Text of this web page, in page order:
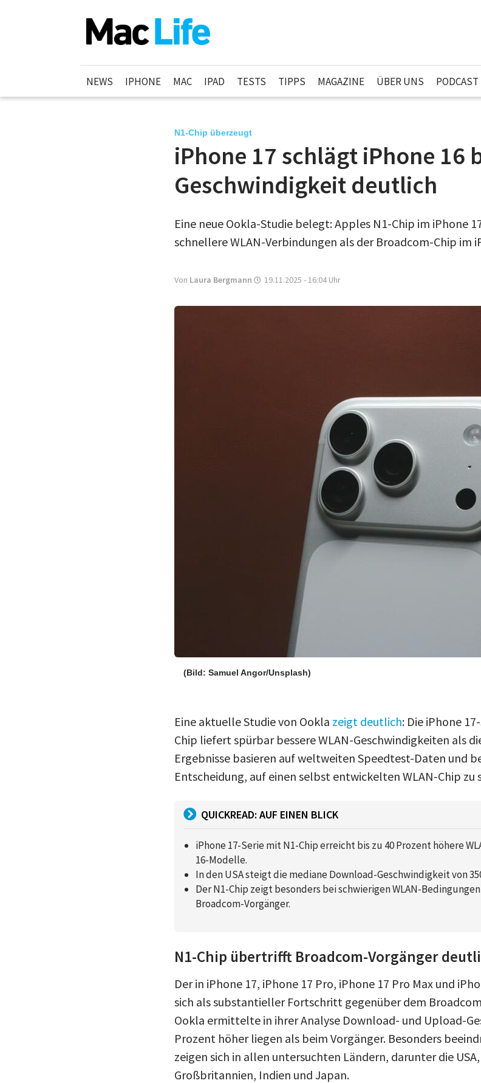
NEWS IPHONE MAC IPAD TESTS TIPPS MAGAZINE ÜBER UNS PODCAST
N1-Chip überzeugt
iPhone 17 schlägt iPhone 16
Geschwindigkeit deutlich
Eine neue Ookla-Studie belegt: Apples N1-Chip im iPhone
schnellere WLAN-Verbindungen als der Broadcom-Chip im
Von Laura Bergmann 19.11.2025 - 16:04 Uhr
(Bild: Samuel Angor/Unsplash)
Eine aktuelle Studie von Ookla zeigt deutlich: Die iPhone
Chip liefert spürbar bessere WLAN-Geschwindigkeiten als
Ergebnisse basieren auf weltweiten Speedtest-Daten und
Entscheidung, auf einen selbst entwickelten WLAN-Chip zu
QUICKREAD: AUF EINEN BLICK
iPhone 17-Serie mit N1-Chip erreicht bis zu 40 Prozent höhere
16-Modelle.
In den USA steigt die mediane Download-Geschwindigkeit von
Der N1-Chip zeigt besonders bei schwierigen WLAN-
Broadcom-Vorgänger.
N1-Chip übertrifft Broadcom-Vorgänger
Der in iPhone 17, iPhone 17 Pro, iPhone 17 Pro Max und
sich als substantieller Fortschritt gegenüber dem
Ookla ermittelte in ihrer Analyse Download- und Upload-
Prozent höher liegen als beim Vorgänger. Besonders
zeigen sich in allen untersuchten Ländern, darunter die
Großbritannien, Indien und Japan.